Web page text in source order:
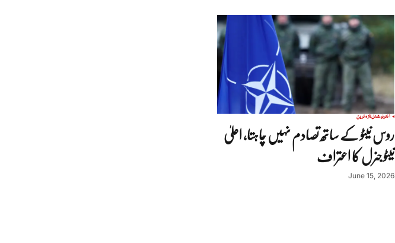
انٹرنیشنلتازہ ترین
روس نیٹو کے ساتھ تصادم نہیں چاہتا، اعلیٰ
نیٹو جنرل کا اعتراف
June 15, 2026